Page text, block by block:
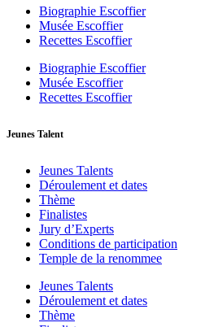
Biographie Escoffier
Musée Escoffier
Recettes Escoffier
Biographie Escoffier
Musée Escoffier
Recettes Escoffier
Jeunes Talent
Jeunes Talents
Déroulement et dates
Thème
Finalistes
Jury d’Experts
Conditions de participation
Temple de la renommee
Jeunes Talents
Déroulement et dates
Thème